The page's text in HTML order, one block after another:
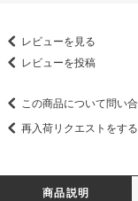
レビューを見る
レビューを投稿
この商品について問い
再入荷リクエストをする
商品説明